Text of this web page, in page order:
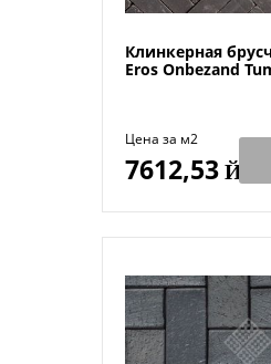
Клинкерная
Eros Onbezand
Цена за м2
7612,53Й